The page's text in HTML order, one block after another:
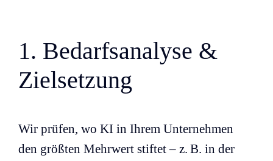
1. Bedarfsanalyse &
Zielsetzung
Wir prüfen, wo KI in Ihrem Unternehmen
den größten Mehrwert stiftet – z. B. in der